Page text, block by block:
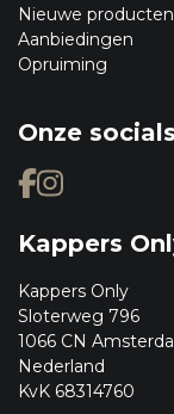
Nieuwe producten
Aanbiedingen
Opruiming
Onze socials
Kappers
Kappers Only
Sloterweg 796
1066 CN
Nederland
KvK 68314760